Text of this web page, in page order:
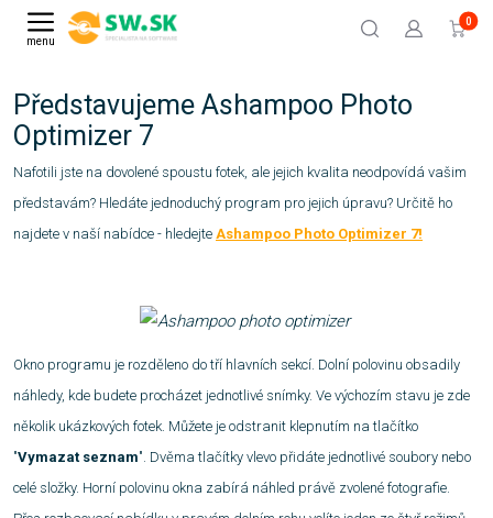
menu
0
Představujeme Ashampoo Photo
Optimizer 7
Nafotili jste na dovolené spoustu fotek, ale jejich kvalita neodpovídá vašim
představám? Hledáte jednoduchý program pro jejich úpravu? Určitě ho
najdete v naší nabídce - hledejte Ashampoo Photo Optimizer 7!
Okno programu je rozděleno do tří hlavních sekcí. Dolní polovinu obsadily
náhledy, kde budete procházet jednotlivé snímky. Ve výchozím stavu je zde
několik ukázkových fotek. Můžete je odstranit klepnutím na tlačítko
"Vymazat seznam". Dvěma tlačítky vlevo přidáte jednotlivé soubory nebo
celé složky. Horní polovinu okna zabírá náhled právě zvolené fotografie.